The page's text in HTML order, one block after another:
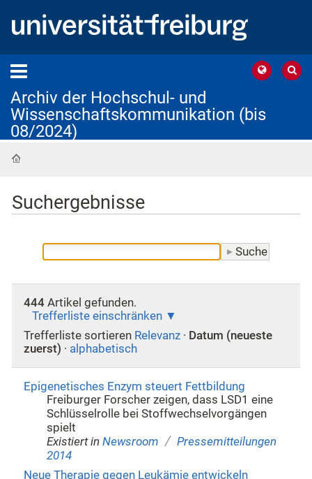
Archiv der Hochschul- und
Wissenschaftskommunikation (bis
08/2024)
Suchergebnisse
444Artikel gefunden.
Trefferliste einschränken
Trefferliste sortieren Relevanz · Datum (neueste
zuerst) · alphabetisch
Epigenetisches Enzym steuert Fettbildung
Freiburger Forscher zeigen, dass LSD1 eine
Schlüsselrolle bei Stoffwechselvorgängen
spielt
Existiert in Newsroom / Pressemitteilungen
2014
Neue Therapie gegen Leukämie entwickeln